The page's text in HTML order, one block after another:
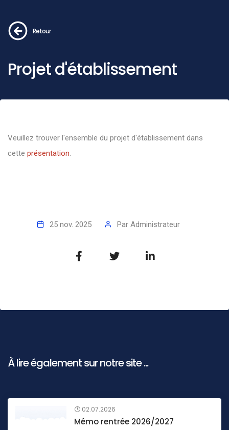
Retour
Projet d'établissement
Veuillez trouver l'ensemble du projet d'établissement dans
cette présentation.
25 nov. 2025 Par Administrateur
À lire également sur notre site ...
02.07.2026
Mémo rentrée 2026/2027